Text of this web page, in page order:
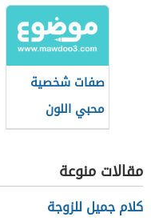
صفات شخصية
محبي اللون
الأخضر
مقالات منوعة
كلام جميل للزوجة